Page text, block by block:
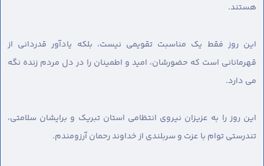
هستند.
این روز فقط یک مناسبت تقویمی نیست، بلکه یادآور قدردانی از
قهرمانانی است که حضورشان، امید و اطمینان را در دل مردم زنده نگه
می دارد.
این روز را به عزیزان نیروی انتظامی استان تبریک و برایشان سلامتی،
تندرستی توام با عزت و سربلندی از خداوند رحمان آرزومندم.